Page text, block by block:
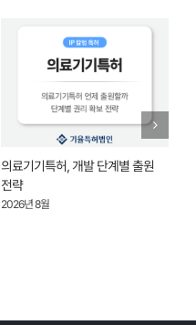
의료기기특허, 개발 단계별 출원
전략
2026년 8월